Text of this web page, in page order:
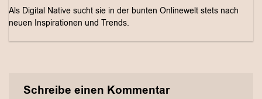
Als Digital Native sucht sie in der bunten Onlinewelt stets nach
neuen Inspirationen und Trends.
Schreibe einen Kommentar